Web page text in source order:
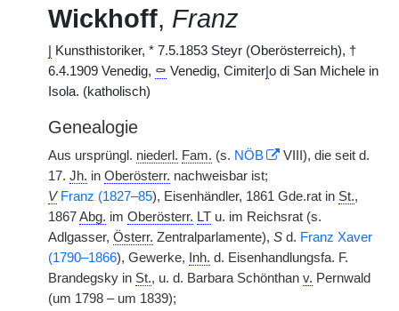
Wickhoff, Franz
Kunsthistoriker, * 7.5.1853 Steyr (Oberösterreich), †
6.4.1909 Venedig, ⚰ Venedig, Cimiter o di San Michele in
Isola. (katholisch)
Genealogie
Aus ursprüngl. niederl. Fam. (s. NÖB
VIII), die seit d.
17. Jh. in Oberösterr. nachweisbar ist;
V Franz (1827–85), Eisenhändler, 1861 Gde.rat in St.,
1867Abg. im Oberösterr. LT u. im Reichsrat (s.
Adlgasser, Österr. Zentralparlamente), S d. Franz Xaver
(1790–1866), Gewerke, Inh. d. Eisenhandlungsfa. F.
Brandegsky in St., u. d. Barbara Schönthan v. Pernwald
(um 1798 – um 1839);